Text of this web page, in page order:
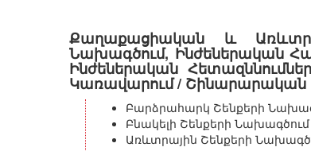
Քաղաքացիական և
Նախագծում, Ինժեներական
Ինժեներական
Կառավարում / Շինարարական
Բարձրահարկ Շենքերի
Բնակելի Շենքերի Նախագծում
Առևտրային Շենքերի